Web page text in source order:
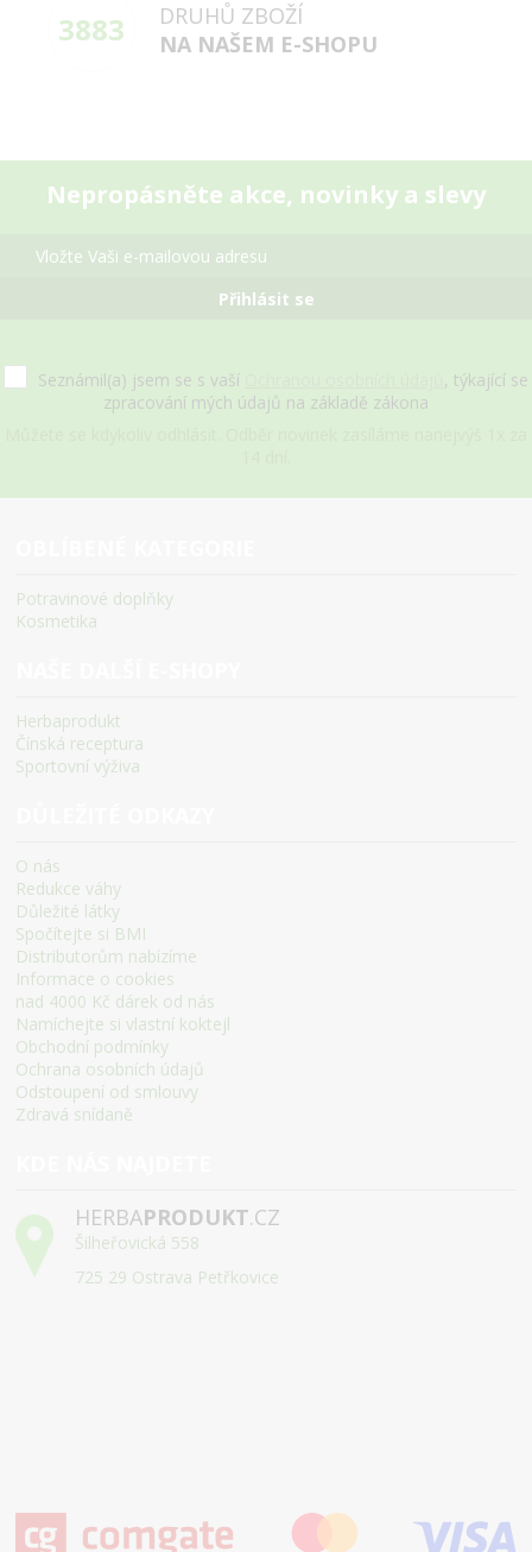
3883
DRUHŮ ZBOŽÍ
NA NAŠEM E-SHOPU
Nepropásněte akce, novinky a slevy
Přihlásit se
Seznámil(a) jsem se s vaší
, týkající se
zpracování mých údajů na základě zákona
Potravinové doplňky
Kosmetika
Herbaprodukt
Čínská receptura
Sportovní výživa
O nás
Redukce váhy
Důležité látky
Spočítejte si BMI
Distributorům nabízíme
Informace o cookies
nad 4000 Kč dárek od nás
Namíchejte si vlastní koktejl
Obchodní podmínky
Ochrana osobních údajů
Odstoupení od smlouvy
Zdravá snídaně
HERBAPRODUKT.CZ
Šilheřovická 558
725 29 Ostrava Petřkovice